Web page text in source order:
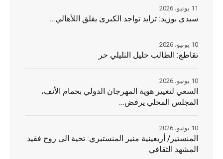
سيدي بوزيد: تزايد تواجد الكبرى يقلق اللأهالي…
11 يونيو، 2026
تقاطع: الطالب خليل التليلي حر
10 يونيو، 2026
السعي لتغيير هوية المهرجان الدولي بحمام الأنف،
المجلس المحلي يرفض…
10 يونيو، 2026
المنستير/ أربعينية منير المنستيري: تحية الى روح فقيد
المشهد الثقافي
10 يونيو، 2026